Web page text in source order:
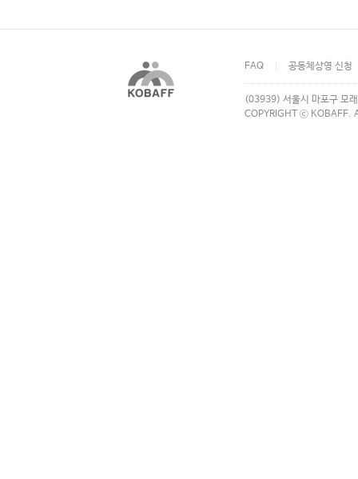
FAQ 공동체상영 신청
(03939) 서울시 마포구 모
COPYRIGHT ⓒ KOBAFF.